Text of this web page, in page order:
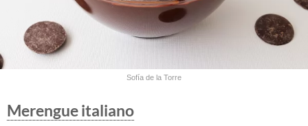
Sofía de la Torre
Merengue italiano